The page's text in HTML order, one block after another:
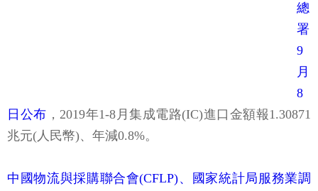
總
署
9
月
8
日公布 ，2019年1-8月集成電路(IC)進口金額報1.30871
兆元(人民幣)、年減0.8%。
中國物流與採購聯合會(CFLP)、國家統計局服務業調